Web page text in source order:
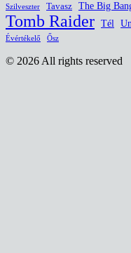
Szilveszter Tavasz The Big
Tomb Raider Tél
Évértékelő Ősz
© 2026 All rights reserved